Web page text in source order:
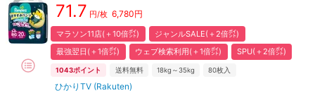
71.7 円/枚 6,780円
マラソン11店(＋10倍㌽)
ジャンルSALE(＋2倍㌽)
最強翌日(＋1倍㌽)
ウェブ検索利用(＋1倍㌽) SPU(＋2倍㌽)
1043ポイント 送料無料 18kg～35kg 80枚入
ひかりTV (Rakuten)